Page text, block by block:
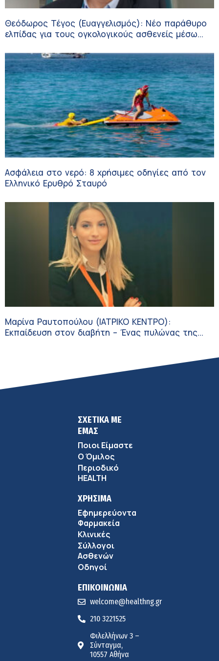
Θεόδωρος Τέγος (Ευαγγελισμός): Νέο παράθυρο
ελπίδας για τους ογκολογικούς ασθενείς μέσω
Ασφάλεια στο νερό: 8 χρήσιμες οδηγίες από τον
Ελληνικό Ερυθρό Σταυρό
Μαρίνα Ραυτοπούλου (ΙΑΤΡΙΚΟ ΚΕΝΤΡΟ):
Εκπαίδευση στον διαβήτη – Ένας πυλώνας της
ΣΧΕΤΙΚΑ ΜΕ
ΕΜΑΣ
Ποιοι Είμαστε
Ο Όμιλος
Περιοδικό
HEALTH
ΧΡΗΣΙΜΑ
Εφημερεύοντα
Φαρμακεία
Κλινικές
Σύλλογοι
Ασθενών
Οδηγοί
ΕΠΙΚΟΙΝΩΝΙΑ
welcome@healthng.gr
210 3221525
Φιλελλήνων 3 –
Σύνταγμα,
10557 Αθήνα